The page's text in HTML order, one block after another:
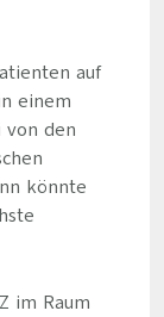
auf
einem
den
könnte
im Raum